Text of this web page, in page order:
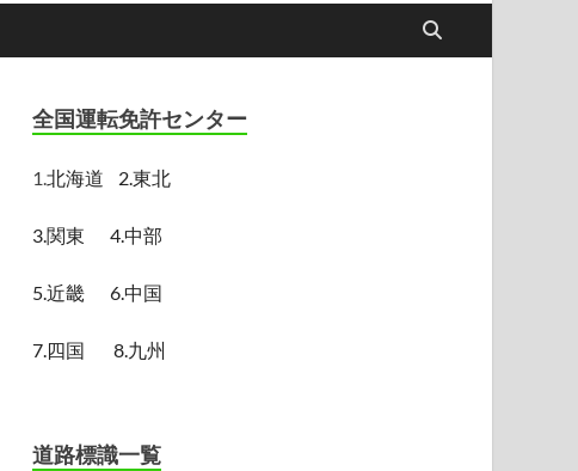
全国運転免許センター
1.北海道 2.東北
3.関東 4.中部
5.近畿 6.中国
7.四国 8.九州
道路標識一覧